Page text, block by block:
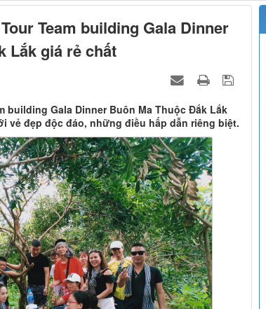
Team building Gala Dinner
Lắk giá rẻ chất
building Gala Dinner Buôn Ma Thuộc Đắk Lắk
vẻ đẹp độc đáo, những điều hấp dẫn riêng biệt.